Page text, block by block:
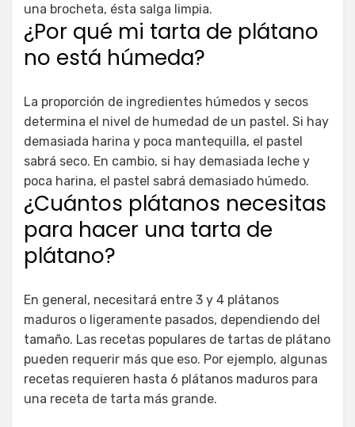
una brocheta, ésta salga limpia.
¿Por qué mi tarta de plátano
no está húmeda?
La proporción de ingredientes húmedos y secos
determina el nivel de humedad de un pastel. Si hay
demasiada harina y poca mantequilla, el pastel
sabrá seco. En cambio, si hay demasiada leche y
poca harina, el pastel sabrá demasiado húmedo.
¿Cuántos plátanos necesitas
para hacer una tarta de
plátano?
En general, necesitará entre 3 y 4 plátanos
maduros o ligeramente pasados, dependiendo del
tamaño. Las recetas populares de tartas de plátano
pueden requerir más que eso. Por ejemplo, algunas
recetas requieren hasta 6 plátanos maduros para
una receta de tarta más grande.